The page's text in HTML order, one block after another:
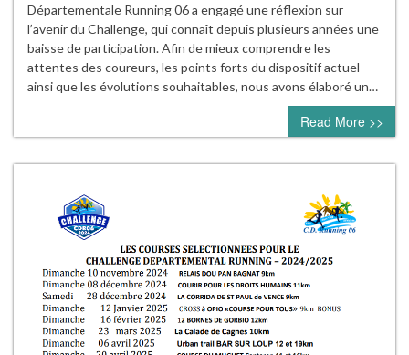
Départementale Running 06 a engagé une réflexion sur
l’avenir du Challenge, qui connaît depuis plusieurs années une
baisse de participation. Afin de mieux comprendre les
attentes des coureurs, les points forts du dispositif actuel
ainsi que les évolutions souhaitables, nous avons élaboré un…
Read More >>